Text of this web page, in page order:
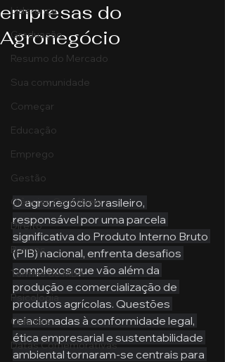
Liderança
Graduação
Resumo do Mercado
Sua comunidade
Começar
Educação
Emprego
Gestão
Ciências Contábeis
Direito
Bancos
Turmas de MBA
Psicologia
Cidades
Datas Comemorativas
empresas do
Agronegócio
O agronegócio brasileiro,
responsável por uma parcela
significativa do Produto Interno Bruto
(PIB) nacional, enfrenta desafios
complexos que vão além da
produção e comercialização de
produtos agrícolas. Questões
relacionadas à conformidade legal,
ética empresarial e sustentabilidade
ambiental tornaram-se centrais para